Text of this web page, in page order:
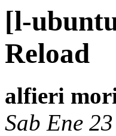
[l-
Reload
alfieri
Sab Ene